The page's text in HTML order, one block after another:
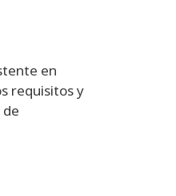
en
requisitos y